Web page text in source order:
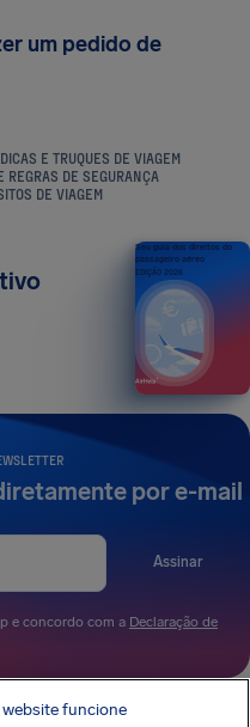
um pedido de
DICAS E TRUQUES DE VIAGEM
REGRAS DE SEGURANÇA
DE VIAGEM
por e-mail
Assinar
e concordo com a Declaração de
Seu guia dos direitos do
passageiro aéreo
EDIÇÃO 2026
funcione